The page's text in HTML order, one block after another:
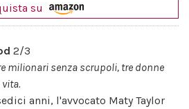
su
2/3
milionari senza scrupoli, tre donne
anni, l'avvocato Maty Taylor